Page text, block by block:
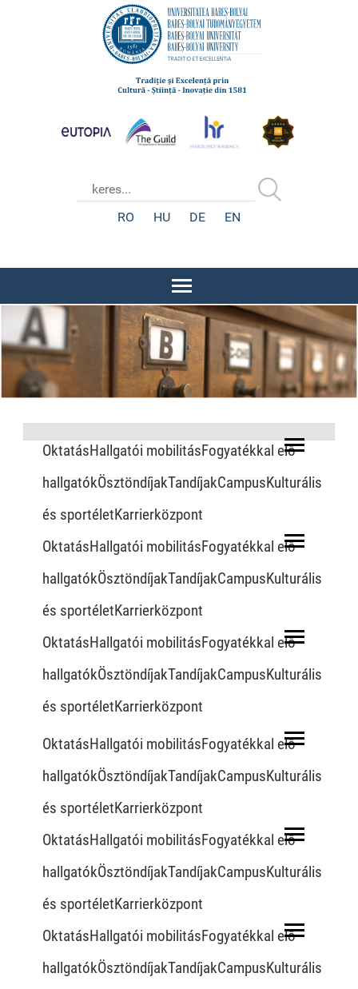
RO HU DE EN
OktatásHallgatói mobilitásFogyatékkal elő
hallgatókÖsztöndíjakTandíjakCampusKulturális
és sportéletKarrierközpont
OktatásHallgatói mobilitásFogyatékkal elő
hallgatókÖsztöndíjakTandíjakCampusKulturális
és sportéletKarrierközpont
OktatásHallgatói mobilitásFogyatékkal elő
hallgatókÖsztöndíjakTandíjakCampusKulturális
és sportéletKarrierközpont
OktatásHallgatói mobilitásFogyatékkal elő
hallgatókÖsztöndíjakTandíjakCampusKulturális
és sportéletKarrierközpont
OktatásHallgatói mobilitásFogyatékkal elő
hallgatókÖsztöndíjakTandíjakCampusKulturális
és sportéletKarrierközpont
OktatásHallgatói mobilitásFogyatékkal elő
hallgatókÖsztöndíjakTandíjakCampusKulturális